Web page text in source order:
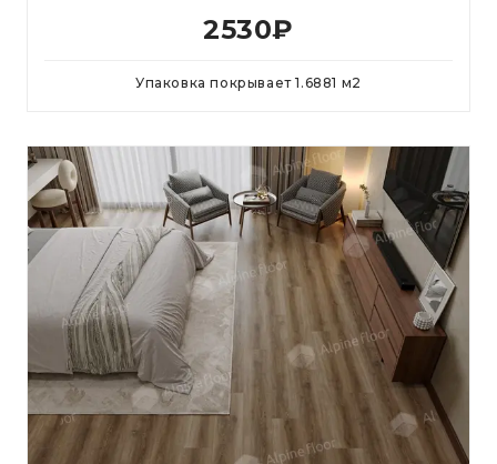
2530₽
Упаковка покрывает1.6881 м2